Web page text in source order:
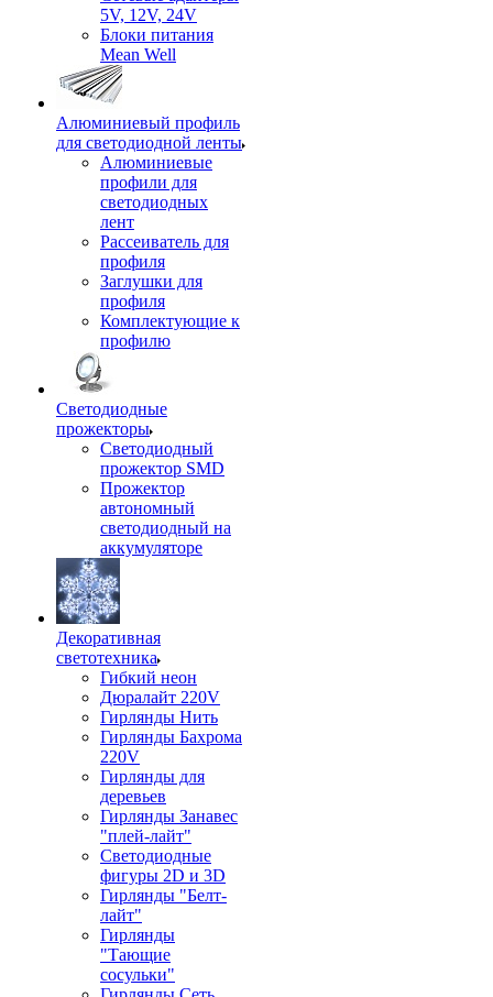
5V, 12V, 24V
Блоки питания
Mean Well
Алюминиевый профиль
для светодиодной ленты
Алюминиевые
профили для
светодиодных
лент
Рассеиватель для
профиля
Заглушки для
профиля
Комплектующие к
профилю
Светодиодные
прожекторы
Светодиодный
прожектор SMD
Прожектор
автономный
светодиодный на
аккумуляторе
Декоративная
светотехника
Гибкий неон
Дюралайт 220V
Гирлянды Нить
Гирлянды Бахрома
220V
Гирлянды для
деревьев
Гирлянды Занавес
"плей-лайт"
Светодиодные
фигуры 2D и 3D
Гирлянды "Белт-
лайт"
Гирлянды
"Тающие
сосульки"